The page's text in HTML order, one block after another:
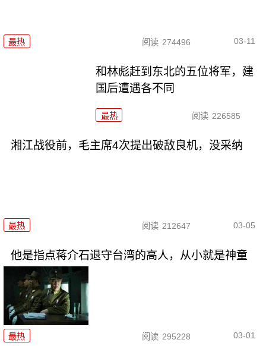
最热 阅读 274496 03-11
和林彪赶到东北的五位将军，建
国后遭遇各不同
最热 阅读 226585
湘江战役前，毛主席4次提出破敌良机，没采纳
最热 阅读 212647 03-05
他是指点蒋介石退守台湾的高人，从小就是神童
最热 阅读 295228 03-01